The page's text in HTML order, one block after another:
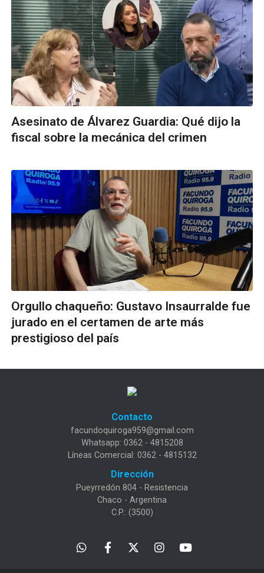
Asesinato de Álvarez Guardia: Qué dijo la
fiscal sobre la mecánica del crimen
Orgullo chaqueño: Gustavo Insaurralde fue
jurado en el certamen de arte más
prestigioso del país
Contacto
facundoquiroga959@gmail.com
Whatsapp: 0362 - 4815208
Líneas Comercial: 0362 - 4815132
Dirección
Pueyrredón 804 - Resistencia
Chaco - Argentina
C.P.: (3500)